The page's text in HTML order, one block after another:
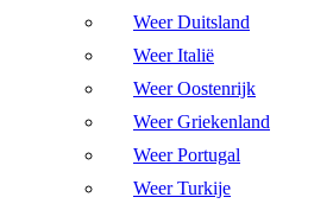
Weer Duitsland
Weer Italië
Weer Oostenrijk
Weer Griekenland
Weer Portugal
Weer Turkije